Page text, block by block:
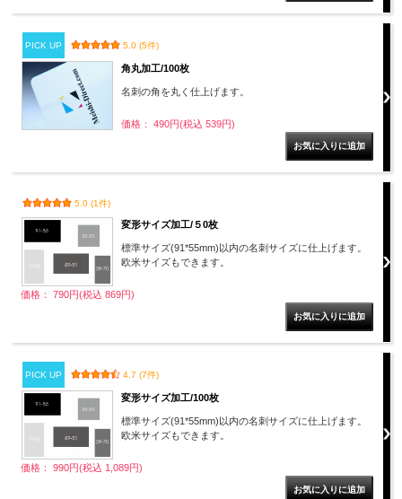
PICK UP 5.0 (5件)
角丸加工/100枚
名刺の角を丸く仕上げます。
価格： 490円(税込 539円)
5.0 (1件)
変形サイズ加工/５0枚
標準サイズ(91*55mm)以内の名刺サイズに仕上げます。
欧米サイズもできます。
価格： 790円(税込 869円)
PICK UP 4.7 (7件)
変形サイズ加工/100枚
標準サイズ(91*55mm)以内の名刺サイズに仕上げます。
欧米サイズもできます。
価格： 990円(税込 1,089円)